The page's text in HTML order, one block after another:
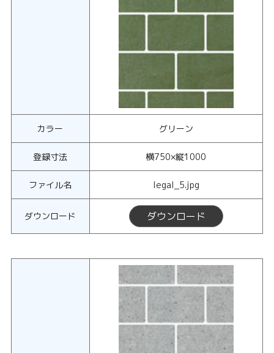
カラー グリーン
登録寸法 横750×縦1000
ファイル名 legal_5.jpg
ダウンロード ダウンロード